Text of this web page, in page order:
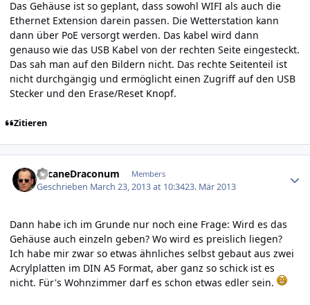
Das Gehäuse ist so geplant, dass sowohl WIFI als auch die
Ethernet Extension darein passen. Die Wetterstation kann
dann über PoE versorgt werden. Das kabel wird dann
genauso wie das USB Kabel von der rechten Seite eingesteckt.
Das sah man auf den Bildern nicht. Das rechte Seitenteil ist
nicht durchgängig und ermöglicht einen Zugriff auf den USB
Stecker und den Erase/Reset Knopf.
Zitieren
ArcaneDraconum Members
Geschrieben March 23, 2013 at 10:3423. Mär 2013
Dann habe ich im Grunde nur noch eine Frage: Wird es das
Gehäuse auch einzeln geben? Wo wird es preislich liegen?
Ich habe mir zwar so etwas ähnliches selbst gebaut aus zwei
Acrylplatten im DIN A5 Format, aber ganz so schick ist es
nicht. Für's Wohnzimmer darf es schon etwas edler sein.